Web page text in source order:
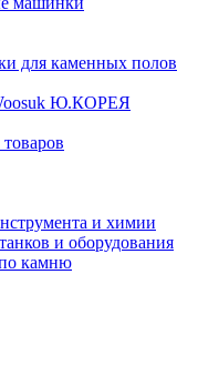
для каменных полов
Ю.КОРЕЯ
и химии
и оборудования
камню